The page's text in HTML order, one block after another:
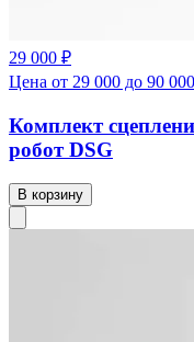
29 000 ₽
Цена от 29 000 до 90
Комплект
робот DSG
В корзину